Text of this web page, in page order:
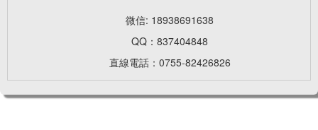
微信: 18938691638
QQ：837404848
直線電話：0755-82426826